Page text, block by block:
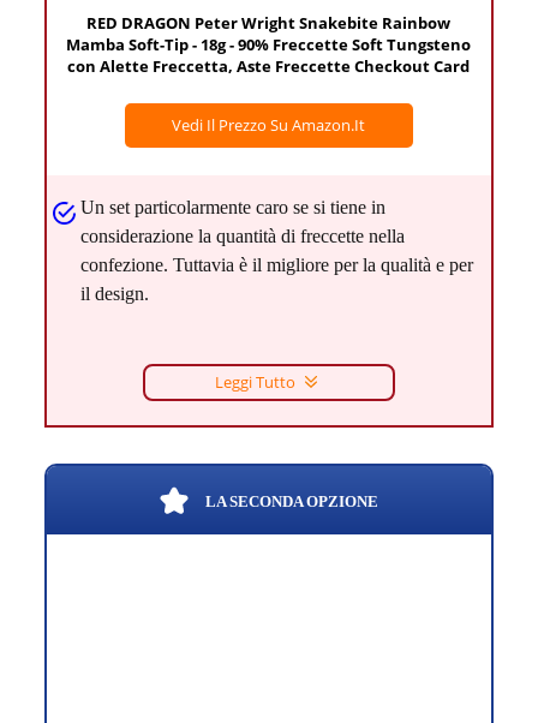
RED DRAGON Peter Wright Snakebite Rainbow
Mamba Soft-Tip - 18g - 90% Freccette Soft Tungsteno
con Alette Freccetta, Aste Freccette Checkout Card
Vedi Il Prezzo Su Amazon.it
Un set particolarmente caro se si tiene in
considerazione la quantità di freccette nella
confezione. Tuttavia è il migliore per la qualità e per
il design.
Leggi Tutto
LA SECONDA OPZIONE